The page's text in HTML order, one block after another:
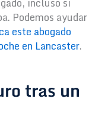
Podemos ayudar
este abogado
en Lancaster.
tras un